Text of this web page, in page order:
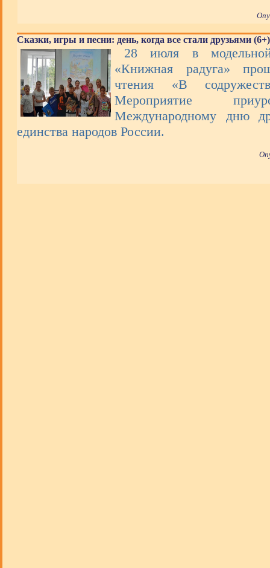
Сказки, игры и песни: день, когда все стали друзьями (6+)
28 июля в модельной
«Книжная радуга»
чтения «В
Мероприятие
Международному дню
единства народов России.